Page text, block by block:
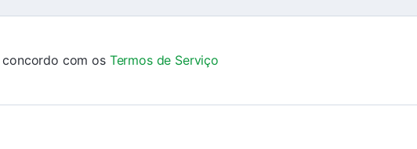
concordo com os Termos de Serviço